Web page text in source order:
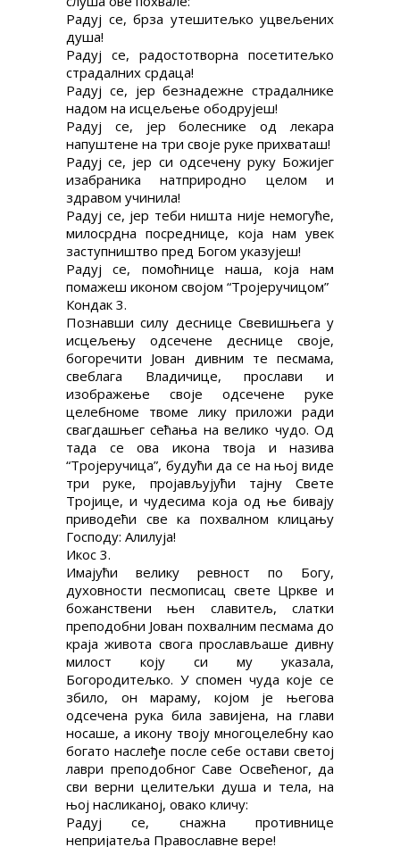
Радуј се, брза утешитељко уцвељених
душа!
Радуј се, радостотворна посетитељко
страдалних срдаца!
Радуј се, јер безнадежне страдалнике
надом на исцељење ободрујеш!
Радуј се, јер болеснике од лекара
напуштене на три своје руке прихваташ!
Радуј се, јер си одсечену руку Божијег
изабраника натприродно целом и
здравом учинила!
Радуј се, јер теби ништа није немогуће,
милосрдна посреднице, која нам увек
заступништво пред Богом указујеш!
Радуј се, помоћнице наша, која нам
помажеш иконом својом “Тројеручицом”
Кондак 3.
Познавши силу деснице Свевишњега у
исцељењу одсечене деснице своје,
богоречити Јован дивним те песмама,
свеблага Владичице, прослави и
изображење своје одсечене руке
целебноме твоме лику приложи ради
свагдашњег сећања на велико чудо. Од
тада се ова икона твоја и назива
“Тројеручица”, будући да се на њој виде
три руке, пројављујући тајну Свете
Тројице, и чудесима која од ње бивају
приводећи све ка похвалном клицању
Господу: Алилуја!
Икос 3.
Имајући велику ревност по Богу,
духовности песмописац свете Цркве и
божанствени њен славитељ, слатки
преподобни Јован похвалним песмама до
краја живота свога прослављаше дивну
милост коју си му указала,
Богородитељко. У спомен чуда које се
збило, он мараму, којом је његова
одсечена рука била завијена, на глави
носаше, а икону твоју многоцелебну као
богато наслеђе после себе остави светој
лаври преподобног Саве Освећеног, да
сви верни целитељки душа и тела, на
њој насликаној, овако кличу:
Радуј се, снажна противнице
непријатеља Православне вере!